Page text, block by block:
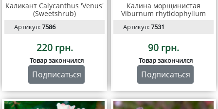
Каликант Calycanthus 'Venus'
(Sweetshrub)
Артикул:7586
220 грн.
Товар закончился
Подписаться
Калина морщинистая
Viburnum rhytidophyllum
Артикул:7531
90 грн.
Товар закончился
Подписаться